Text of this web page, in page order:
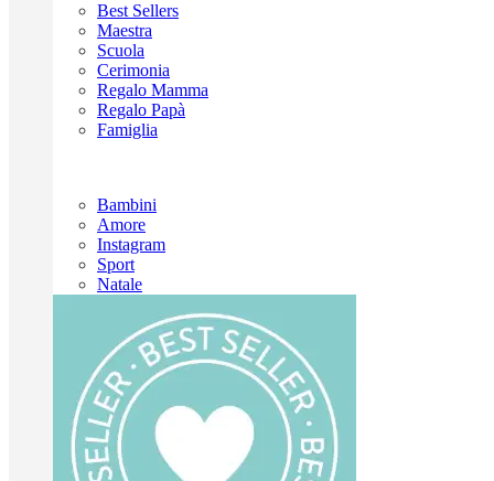
Best Sellers
Maestra
Scuola
Cerimonia
Regalo Mamma
Regalo Papà
Famiglia
Bambini
Amore
Instagram
Sport
Natale